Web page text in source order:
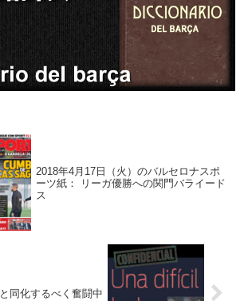
2018年4月17日（火）のバルセロナスポ
ーツ紙： リーガ優勝への関門バライード
ス
同化するべく奮闘中